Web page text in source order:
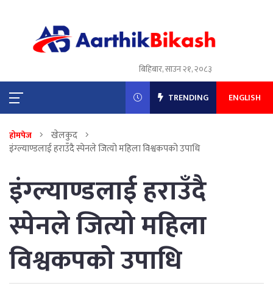
बिहिबार, साउन २१, २०८३
TRENDING ENGLISH
होमपेज
खेलकुद
इंग्ल्याण्डलाई हराउँदै स्पेनले जित्यो महिला विश्वकपको उपाधि
इंग्ल्याण्डलाई हराउँदै
स्पेनले जित्यो महिला
विश्वकपको उपाधि